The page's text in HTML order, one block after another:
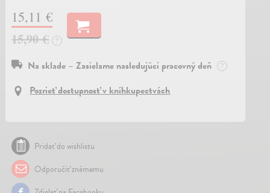
15,11 €
15,90 €
?
Na sklade – Zasielame nasledujúci pracovný deň ?
Pozrieť dostupnosť v kníhkupectvách
Pridať do wishlistu
Odporučiť známemu